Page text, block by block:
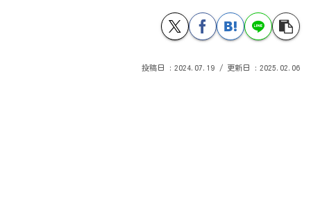
2024.07.19 2025.02.06